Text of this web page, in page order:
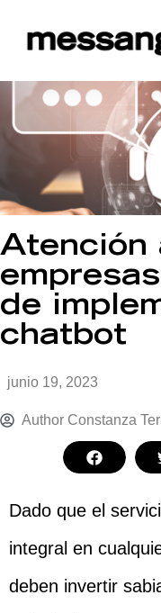
Atención
de
chatbot
junio 19, 2023
Author Constanza
Dado que el
integral en
deben invertir